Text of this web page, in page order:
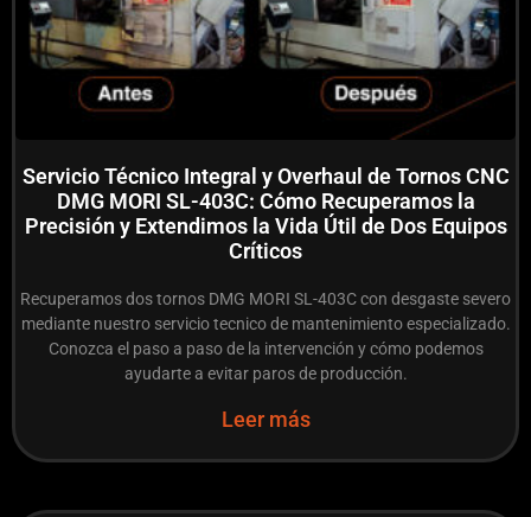
Servicio Técnico Integral y Overhaul de Tornos CNC
DMG MORI SL-403C: Cómo Recuperamos la
Precisión y Extendimos la Vida Útil de Dos Equipos
Críticos
Recuperamos dos tornos DMG MORI SL-403C con desgaste severo
mediante nuestro servicio tecnico de mantenimiento especializado.
Conozca el paso a paso de la intervención y cómo podemos
ayudarte a evitar paros de producción.
Leer más